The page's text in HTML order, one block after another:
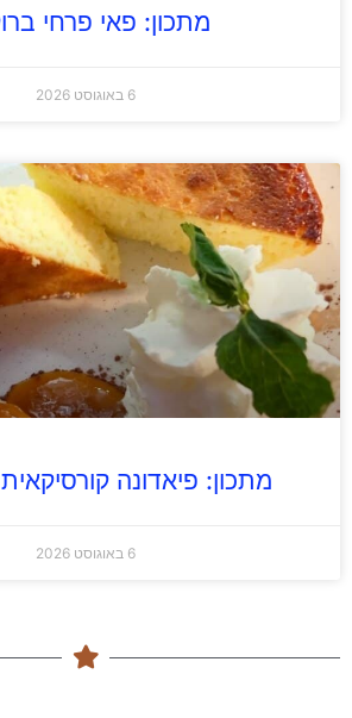
מתכון: פאי פרחי
6 באוגוסט 2026
מתכון: פיאדונה קורסיקאית Fiadone
6 באוגוסט 2026